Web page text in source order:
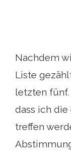
Nachdem
Liste
letzten fünf.
dass ich
treffen